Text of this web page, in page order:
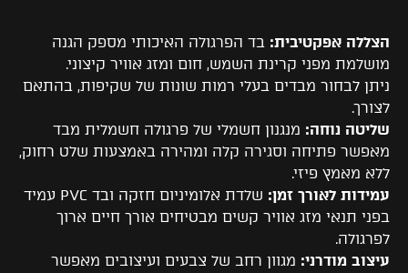
הצללה אפקטיבית: בד הפרגולה האיכותי מספק הגנה
מושלמת מפני קרינת השמש, חום ומזג אוויר קיצוני.
ניתן לבחור מבדים בעלי רמות שונות של שקיפות, בהתאם
לצורך.
שליטה נוחה: מנגנון חשמלי של פרגולה חשמלית מבד
מאפשר פתיחה וסגירה קלה ומהירה באמצעות שלט רחוק,
ללא מאמץ פיזי.
עמידות לאורך זמן:
שלדת אלומיניום חזקה ובד PVC עמיד
בפני תנאי מזג אוויר קשים מבטיחים אורך חיים ארוך
לפרגולה.
עיצוב מודרני: מגוון רחב של צבעים ועיצובים מאפשר